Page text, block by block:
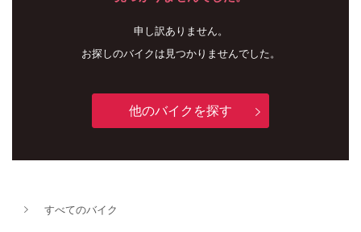
申し訳ありません。
お探しのバイクは見つかりませんでした。
他のバイクを探す
すべてのバイク
新車